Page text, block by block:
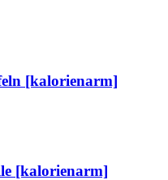
[kalorienarm]
[kalorienarm]